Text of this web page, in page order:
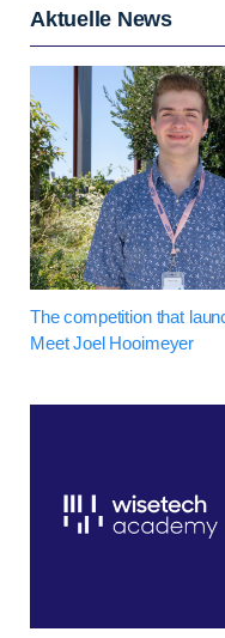
Aktuelle News
The competition that
Meet Joel Hooimeyer